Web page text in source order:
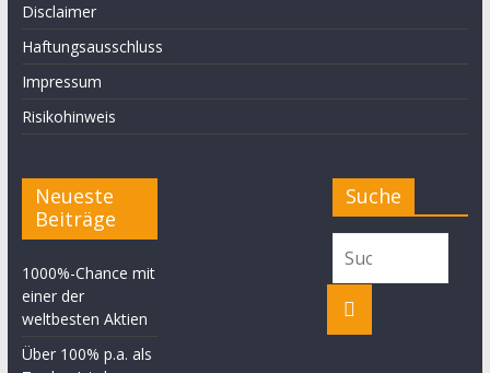
Disclaimer
Haftungsausschluss
Impressum
Risikohinweis
Neueste
Beiträge
1000%-Chance mit
einer der
weltbesten Aktien
Über 100% p.a. als
Suche